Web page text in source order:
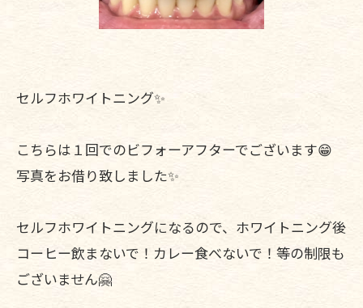
セルフホワイトニング✨️
こちらは１回でのビフォーアフターでございます😁
写真をお借り致しました✨️
セルフホワイトニングになるので、ホワイトニング後
コーヒー飲まないで！カレー食べないで！等の制限も
ございません🤗